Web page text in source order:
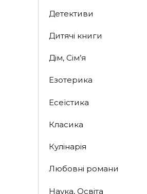
Детективи
Дитячі книги
Дім, Сім’я
Езотерика
Есеїстика
Класика
Кулінарія
Любовні романи
Наука, Освіта